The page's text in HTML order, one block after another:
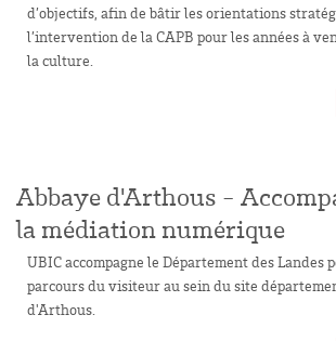
d’objectifs, afin de bâtir les orientations
l’intervention de la CAPB pour les années à
la culture.
Abbaye d'Arthous -
la médiation numérique
UBIC accompagne le Département des Landes
parcours du visiteur au sein du site
d'Arthous.